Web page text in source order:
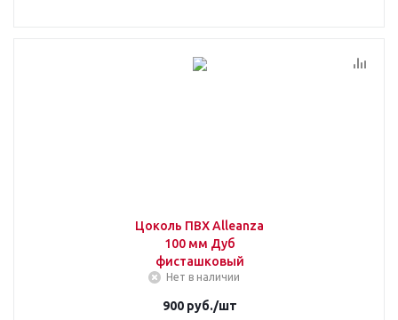
Цоколь ПВХ Alleanza
100 мм Дуб
фисташковый
Нет в наличии
900руб./шт